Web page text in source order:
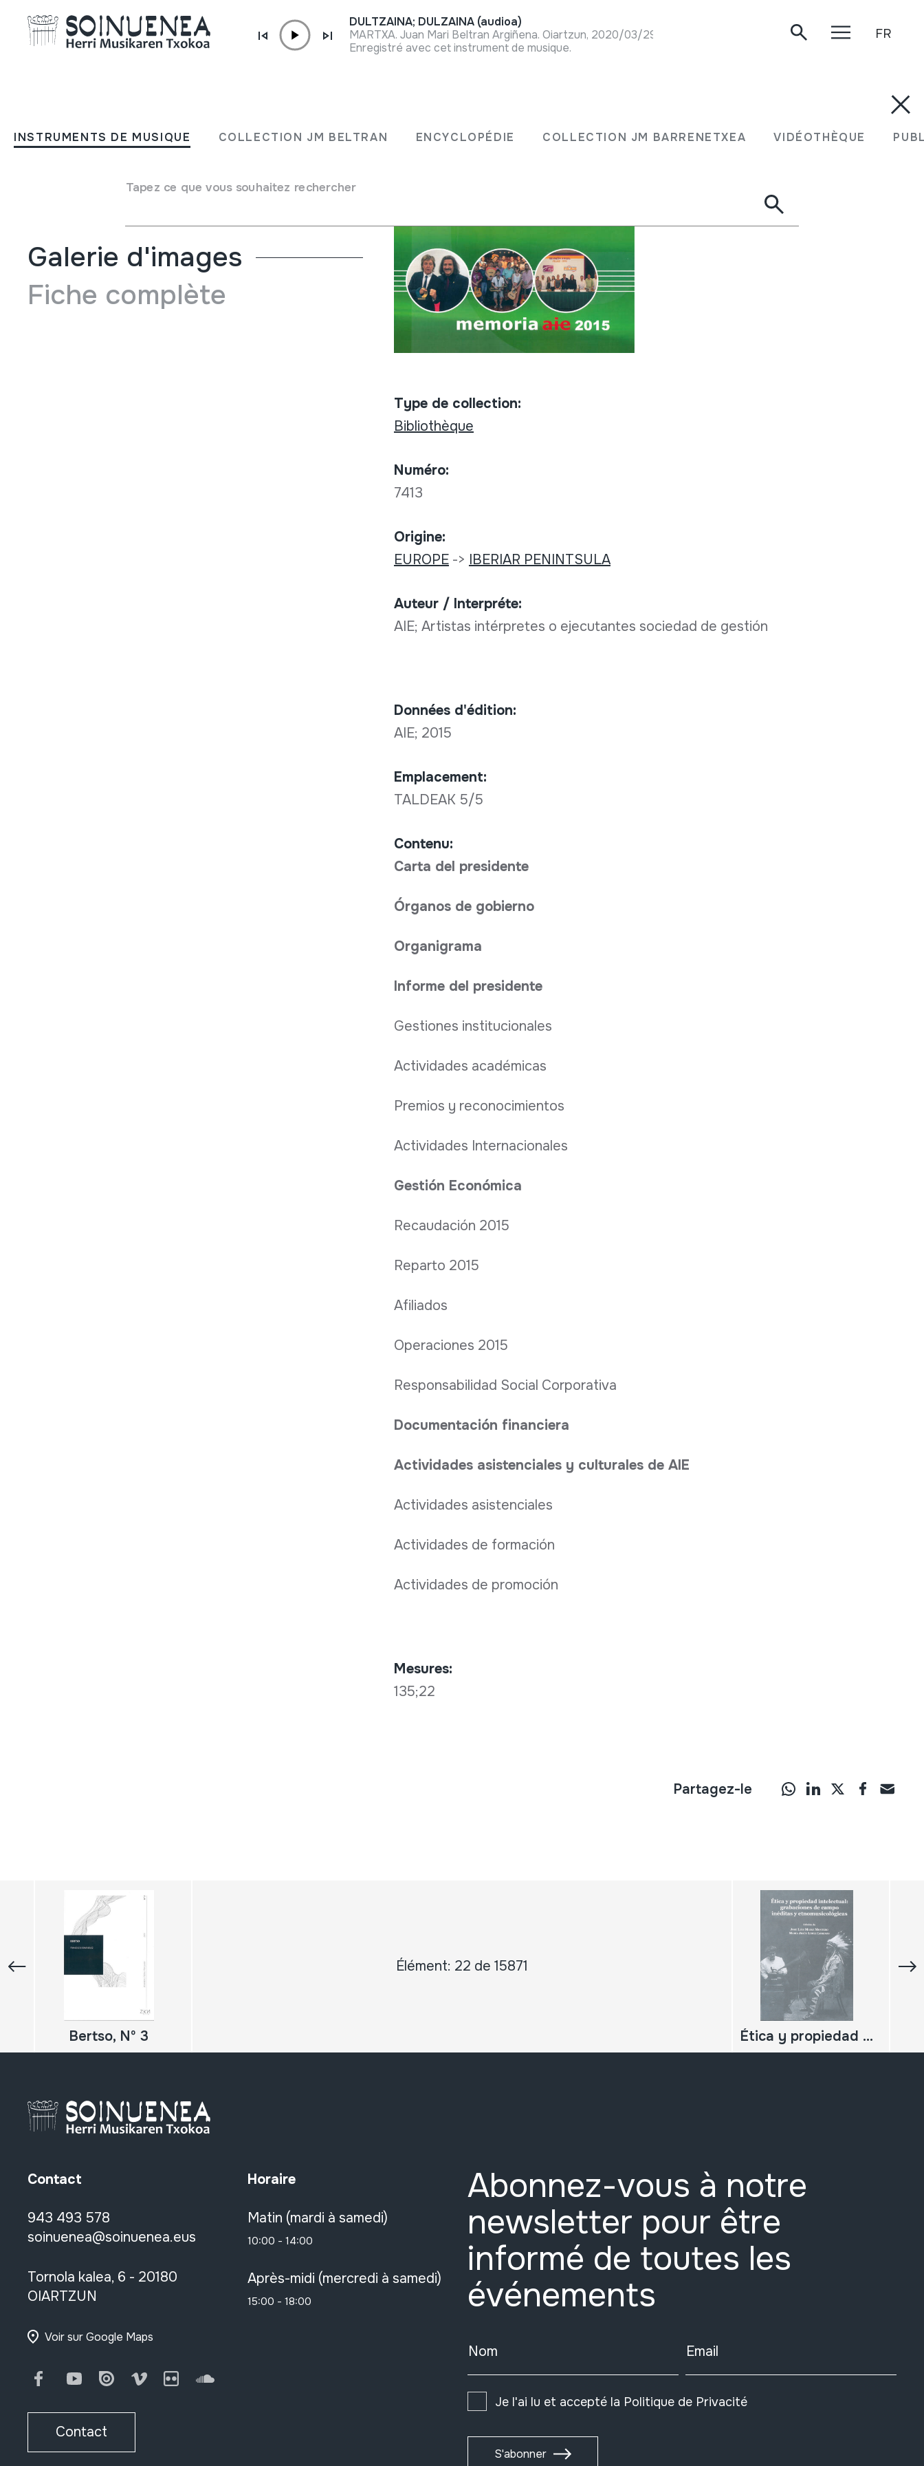
INSTRUMENTS DE MUSIQUE COLLECTION JM BELTRAN ENCYCLOPÉDIE COLLECTION JM BARRENETXEA VIDÉOTHÈQUE
Tapez ce que vous souhaitez rechercher
DULTZAINA; DULZAINA (audioa)
MARTXA. Juan Mari Beltran Argiñena. Oiartzun, 2020/03/29.
Enregistré avec cet instrument de musique.
FR
Memoria AIE; 2015
Bibliothèque
Galerie d'images
Fiche complète
Type de collection:
Bibliothèque
Numéro:
7413
Origine:
EUROPE-> IBERIAR PENINTSULA
Auteur / Interpréte:
AIE; Artistas intérpretes o ejecutantes sociedad de gestión
Données d'édition:
AIE; 2015
Emplacement:
TALDEAK 5/5
Contenu:
Carta del presidente
Órganos de gobierno
Organigrama
Informe del presidente
Gestiones institucionales
Actividades académicas
Premios y reconocimientos
Actividades Internacionales
Gestión Económica
Recaudación 2015
Reparto 2015
Afiliados
Operaciones 2015
Responsabilidad Social Corporativa
Documentación financiera
Actividades asistenciales y culturales de AIE
Actividades asistenciales
Actividades de formación
Actividades de promoción
Mesures:
135;22
Partagez-le
Élément: 22 de 15871
Bertso, Nº 3 Ética y propiedad intelectual: grabaciones de campo inéditas y etnomusicológicas
Contact
943 493 578
soinuenea@soinuenea.eus
Tornola kalea, 6 - 20180
OIARTZUN
Voir sur Google Maps
FacebookYoutubeIssuu Vimeo FlickrSoundCloud
Contact
Horaire
Matin (mardi à samedi)
10:00 - 14:00
Après-midi (mercredi à samedi)
15:00 - 18:00
Abonnez-vous à notre
newsletter pour être
informé de toutes les
événements
Nom Email
Je l'ai lu et accepté la Politique de Privacité
S'abonner